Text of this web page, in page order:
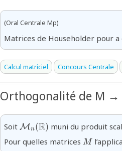
(Oral Centrale Mp)
Matrices de Householder pour a
Calcul matriciel Concours Centrale
Orthogonalité de M →
Soit Mn(R) muni du produit
Pour quelles matrices {M}
M